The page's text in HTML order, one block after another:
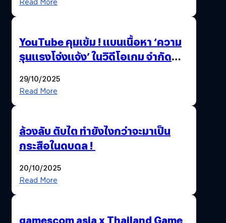
Read More
YouTube คุมเข้ม ! แบนเนื้อหา ‘ความ
รุนแรงโจ่งแจ้ง’ ในวิดีโอเกม จำกัด
29/10/2025
Read More
ล้วงลับ ตับไต ทำยังไงกว่าจะมาเป็น
กระสือในดบดล !
20/10/2025
Read More
gamescom asia x Thailand Game